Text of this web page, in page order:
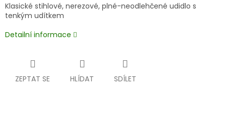
Klasické stihlové, nerezové, plné-neodlehčené udidlo s
tenkým udítkem
Detailní informace
ZEPTAT SE HLÍDAT SDÍLET